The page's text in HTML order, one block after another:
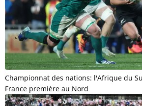
Championnat des nations: l'Afrique du
France première au Nord